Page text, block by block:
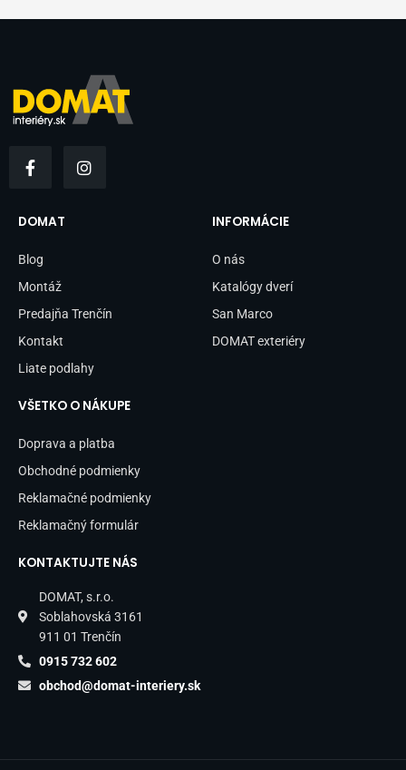
a
b
o
k
-
n
DOMAT
Blog
Montáž
Predajňa Trenčín
Kontakt
Liate podlahy
INFORMÁCIE
O nás
Katalógy dverí
San Marco
DOMAT exteriéry
VŠETKO O NÁKUPE
Doprava a platba
Obchodné podmienky
Reklamačné podmienky
Reklamačný formulár
KONTAKTUJTE NÁS
DOMAT, s.r.o.
Soblahovská 3161
911 01 Trenčín
0915 732 602
obchod@domat-interiery.sk